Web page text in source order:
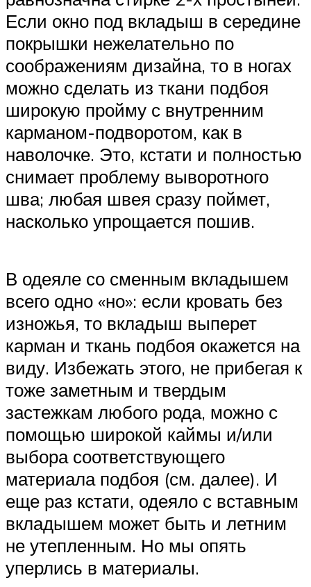
Если окно под вкладыш в середине
покрышки нежелательно по
соображениям дизайна, то в ногах
можно сделать из ткани подбоя
широкую пройму с внутренним
карманом-подворотом, как в
наволочке. Это, кстати и полностью
снимает проблему выворотного
шва; любая швея сразу поймет,
насколько упрощается пошив.
В одеяле со сменным вкладышем
всего одно «но»: если кровать без
изножья, то вкладыш выперет
карман и ткань подбоя окажется на
виду. Избежать этого, не прибегая к
тоже заметным и твердым
застежкам любого рода, можно с
помощью широкой каймы и/или
выбора соответствующего
материала подбоя (см. далее). И
еще раз кстати, одеяло с вставным
вкладышем может быть и летним
не утепленным. Но мы опять
уперлись в материалы.